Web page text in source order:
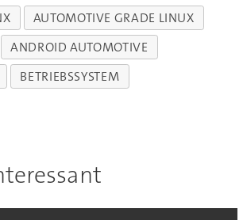
AUTOMOTIVE GRADE LINUX
ANDROID AUTOMOTIVE
BETRIEBSSYSTEM